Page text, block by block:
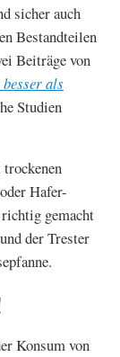
sicher auch
Bestandteilen
Beiträge von
als
Studien
Hafer-
gemacht
der Trester
Konsum von